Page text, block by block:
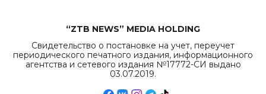
“ZTB NEWS” MEDIA HOLDING
Свидетельство о постановке на учет, переучет
периодического печатного издания, информационного
агентства и сетевого издания №17772-СИ выдано
03.07.2019.